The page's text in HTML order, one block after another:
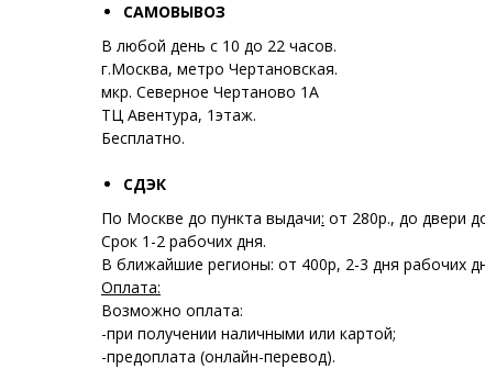
САМОВЫВОЗ
В любой день с 10 до 22 часов.
г.Москва, метро Чертановская.
мкр. Северное Чертаново 1А
ТЦ Авентура, 1этаж.
Бесплатно.
СДЭК
По Москве до пункта выдачи: от 280р., до двери
Срок 1-2 рабочих дня.
В ближайшие регионы: от 400р, 2-3 дня рабочих
Оплата:
Возможно оплата:
-при получении наличными или картой;
-предоплата (онлайн-перевод).